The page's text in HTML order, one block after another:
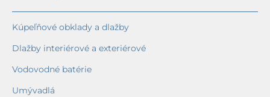
Kúpeľňové obklady a dlažby
Dlažby interiérové a exteriérové
Vodovodné batérie
Umývadlá